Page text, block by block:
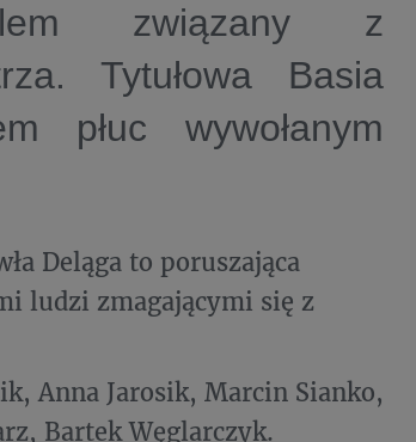
związany z
Tytułowa Basia
płuc wywołanym
Deląga to poruszająca
ludzi zmagającymi się z
Anna Jarosik, Marcin Sianko,
Bartek Węglarczyk.